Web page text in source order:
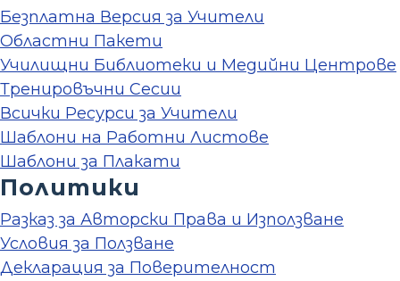
Безплатна Версия за Учители
Областни Пакети
Училищни Библиотеки и Медийни Центрове
Тренировъчни Сесии
Всички Ресурси за Учители
Шаблони на Работни Листове
Шаблони за Плакати
Политики
Разказ за Авторски Права и Използване
Условия за Ползване
Декларация за Поверителност